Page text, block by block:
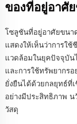
ของที่อยู่อาศั
โซลูชันที่อยู่อาศัยขนา
แสดงให้เห็นว่าการใ
แวดล้อมในยุคปัจจุบัน
และการใช้ทรัพยากร
ยั่งยืนได้ด้วยกลยุทธ์ที่
อย่างมีประสิทธิภาพ น
วัสดุ